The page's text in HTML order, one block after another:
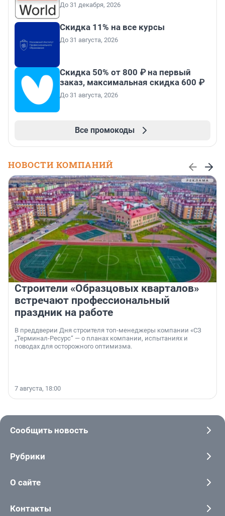
До 31 декабря, 2026
Скидка 11% на все курсы
До 31 августа, 2026
Скидка 50% от 800 ₽ на первый
заказ, максимальная скидка 600 ₽
До 31 августа, 2026
Все промокоды
НОВОСТИ КОМПАНИЙ
Строители «Образцовых кварталов»
встречают профессиональный
праздник на работе
В преддверии Дня строителя топ-менеджеры компании «СЗ
„Терминал-Ресурс“ — о планах компании, испытаниях и
поводах для осторожного оптимизма.
7 августа, 18:00
Сообщить новость
Рубрики
О сайте
Контакты